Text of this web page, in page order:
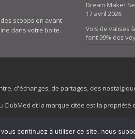
scoops en avant
dans votre boite.
Dream Maker
17 avril 2026
Vols de valises
font 99% des
d'échanges, de partages, des
et la marque citée est la
continuez à utiliser ce site, nous